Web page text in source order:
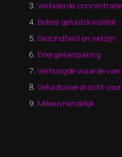
Verbeterde concentratie
Betere geluidskwaliteit
Gezondheid en welzijn
Energiebesparing
Verhoogde waarde van
Geluidsoverdracht
Milieuvriendelijk